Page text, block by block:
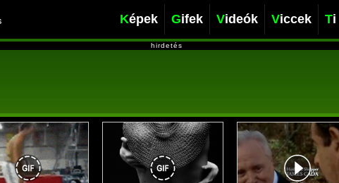
Képek Gifek Videók Viccek
hirdetés